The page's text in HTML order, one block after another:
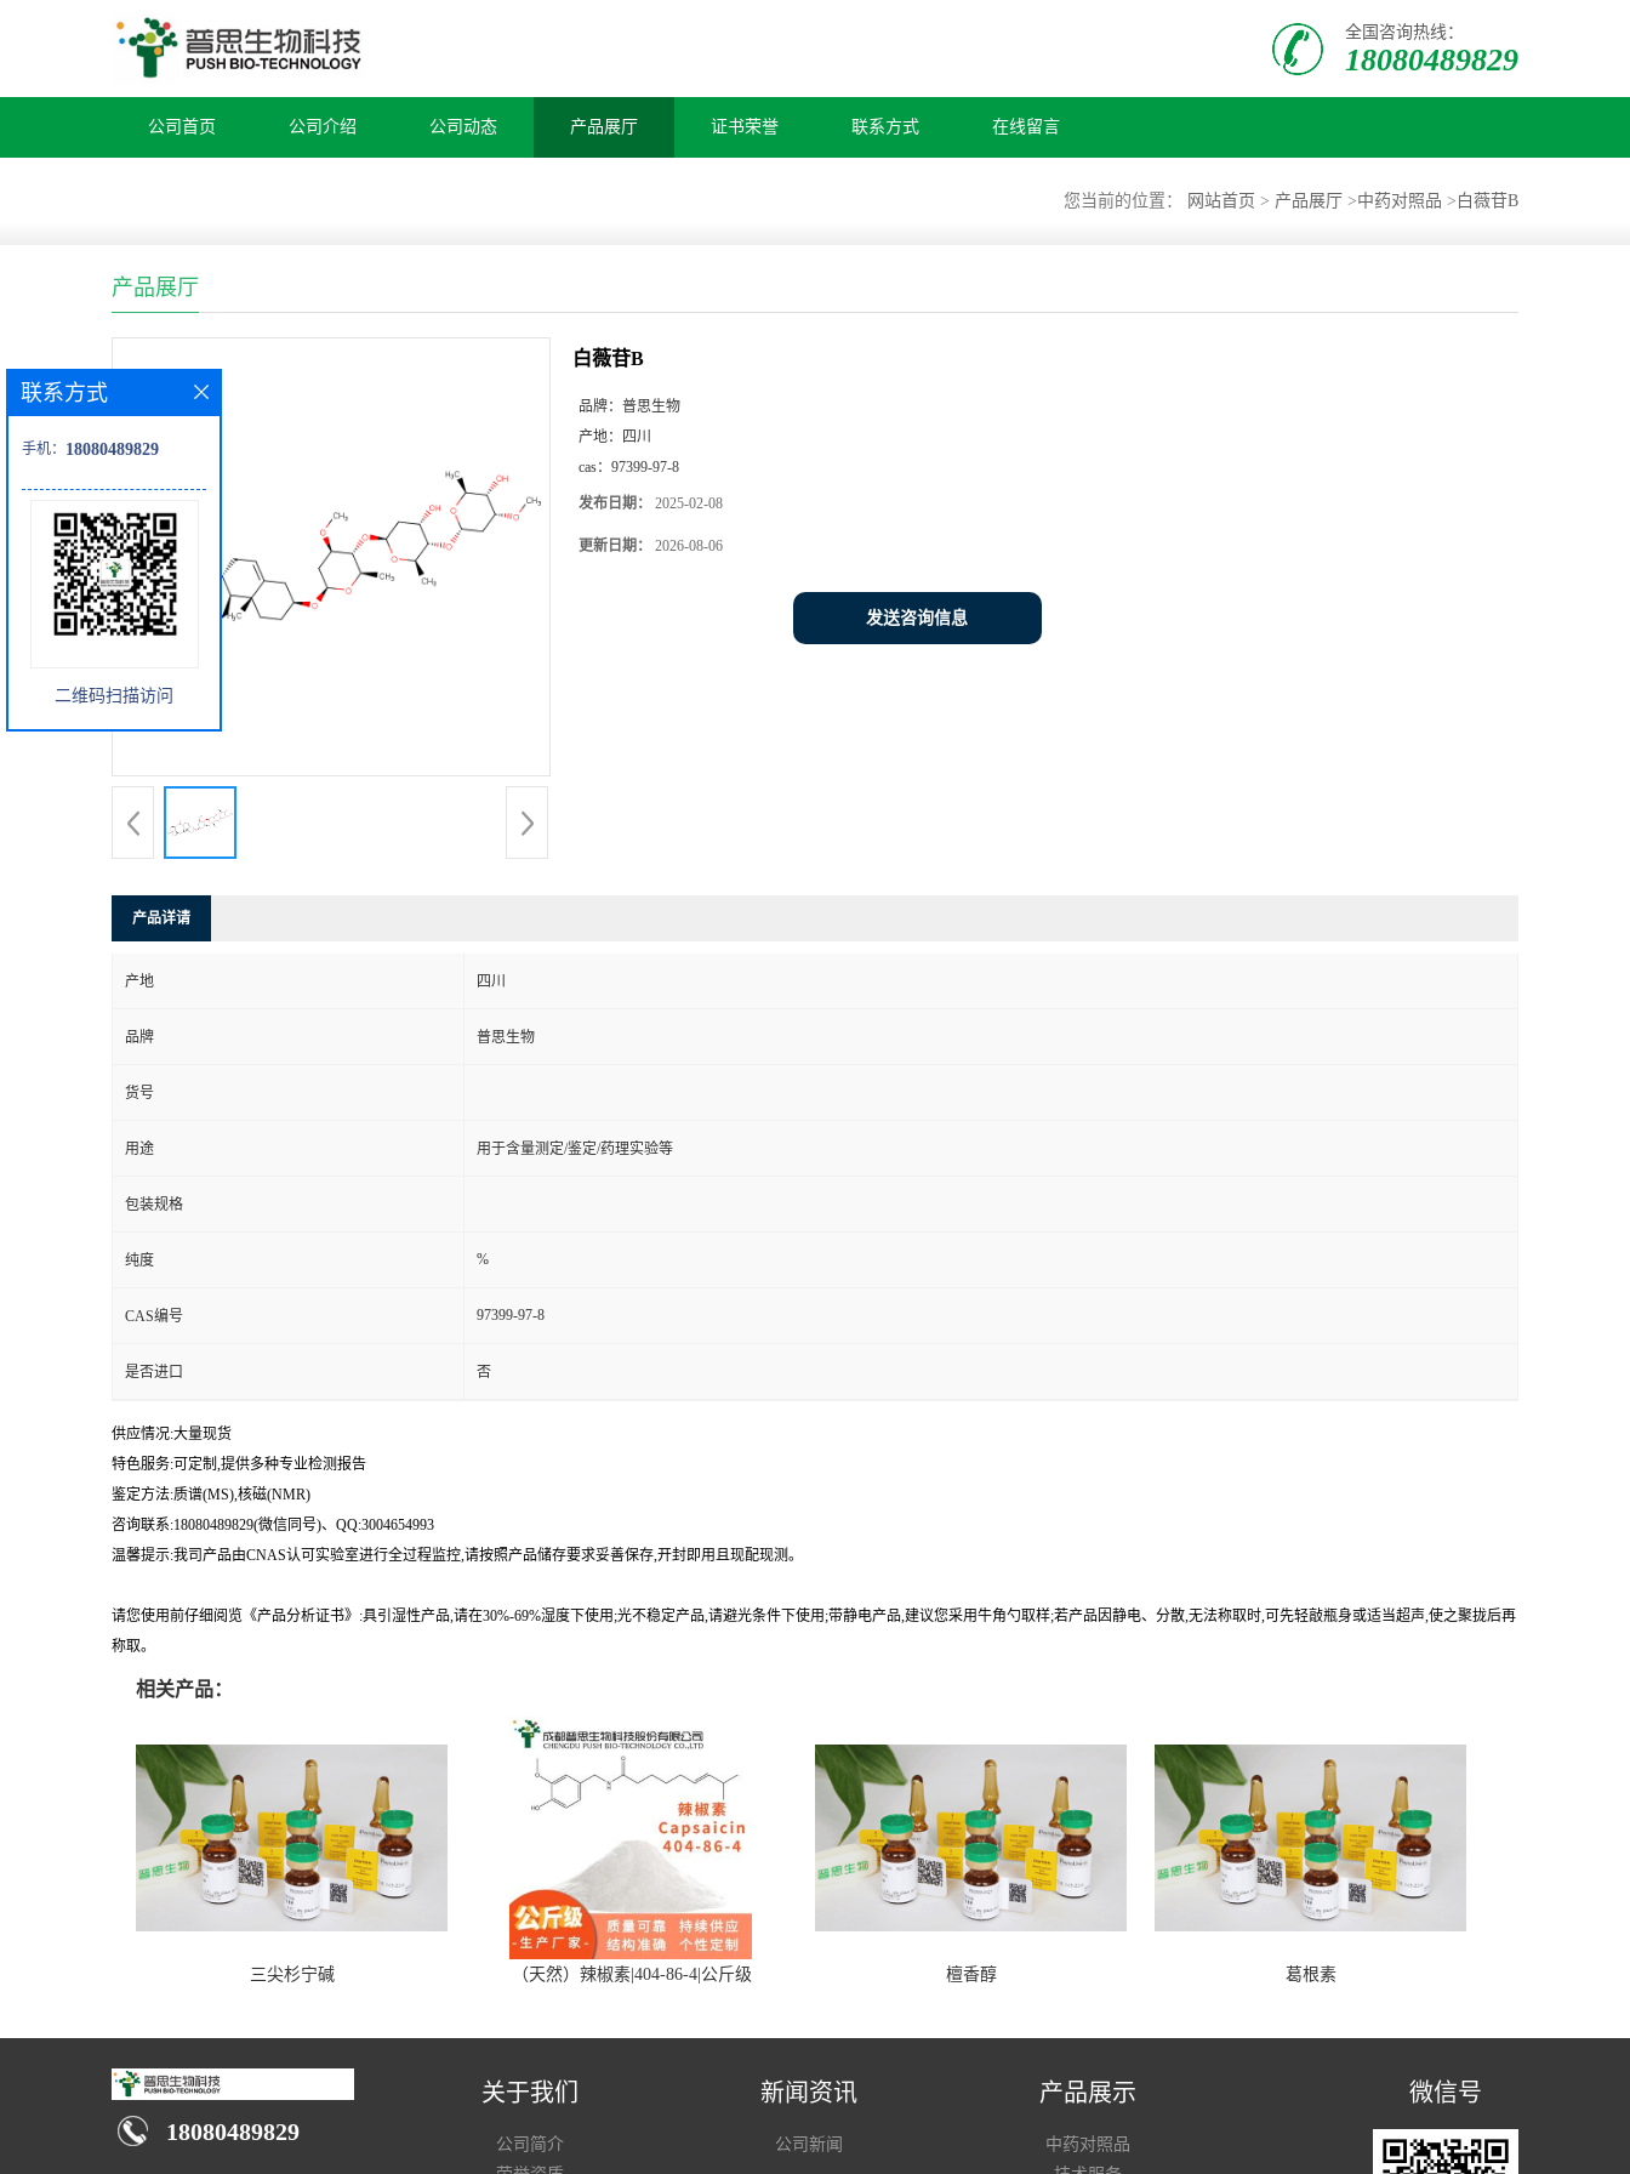
全国咨询热线：
18080489829
公司首页 公司介绍 公司动态 产品展厅 证书荣誉 联系方式 在线留言
您当前的位置： 网站首页 > 产品展厅 >中药对照品 > 白薇苷B
产品展厅
白薇苷B
品牌： 普思生物
产地：
四川
cas： 97399-97-8
发布日期： 2025-02-08
更新日期： 2026-08-06
发送咨询信息
产品详请
产地 四川
品牌 普思生物
货号
用途 用于含量测定/鉴定/药理实验等
包装规格
纯度 %
CAS编号 97399-97-8
是否进口 否
供应情况:大量现货
特色服务:可定制,提供多种专业检测报告
鉴定方法:质谱(MS),核磁(NMR)
咨询联系:18080489829(微信同号)、QQ:3004654993
温馨提示:我司产品由CNAS认可实验室进行全过程监控,请按照产品储存要求妥善保存,开封即用且现配现测。
请您使用前仔细阅览《产品分析证书》:具引湿性产品,请在30%-69%湿度下使用;光不稳定产品,请避光条件下使用;带静电产品,建议您采用牛角勺取样;若产品因静电、分散,无法称取时,可先轻敲瓶身或适当超声,使之聚拢后再
称取。
相关产品：
三尖杉宁碱 （天然）辣椒素|404-86-4|公斤级 檀香醇 葛根素
联系方式
手机： 18080489829
二维码扫描访问
18080489829
关于我们
公司简介
新闻资讯
公司新闻
产品展示
中药对照品
微信号